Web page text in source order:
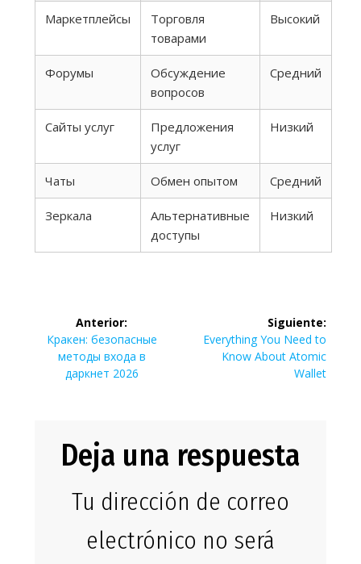
Маркетплейсы
Торговля
товарами
Высокий
Форумы
Обсуждение
вопросов
Средний
Сайты услуг
Предложения
услуг
Низкий
Чаты Обмен опытом Средний
Зеркала
Альтернативные
доступы
Низкий
Navegación
entradas
Anterior:
Entrada
anterior:
Кракен: безопасные
методы входа в
даркнет 2026
Siguiente:
Siguiente
entrada:
Everything You Need to
Know About Atomic
Wallet
Deja una respuesta
Tu dirección de correo
electrónico no será